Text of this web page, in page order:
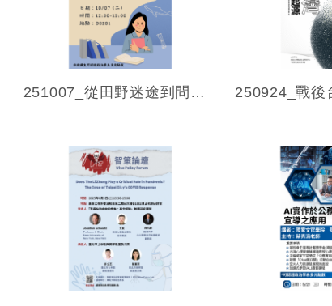
251007_從田野迷途到問題意識：一段尋找研究主題的旅程